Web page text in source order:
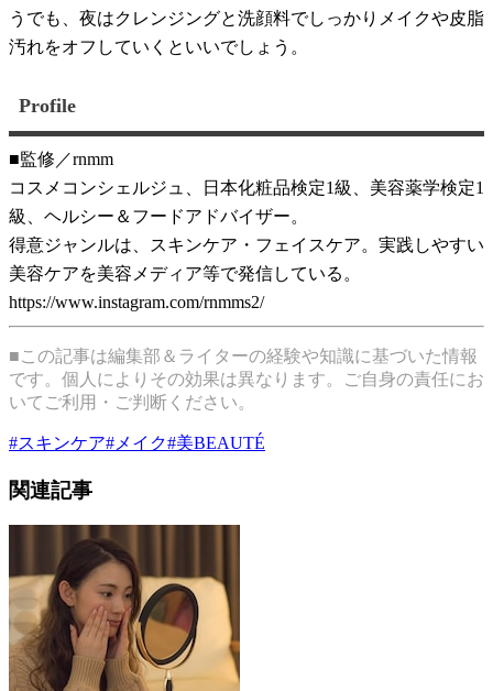
うでも、夜はクレンジングと洗顔料でしっかりメイクや皮脂
汚れをオフしていくといいでしょう。
Profile
■監修／rnmm
コスメコンシェルジュ、日本化粧品検定1級、美容薬学検定1
級、ヘルシー＆フードアドバイザー。
得意ジャンルは、スキンケア・フェイスケア。実践しやすい
美容ケアを美容メディア等で発信している。
https://www.instagram.com/rnmms2/
■この記事は編集部＆ライターの経験や知識に基づいた情報
です。個人によりその効果は異なります。ご自身の責任にお
いてご利用・ご判断ください。
#スキンケア# メイク#美BEAUTÉ
関連記事